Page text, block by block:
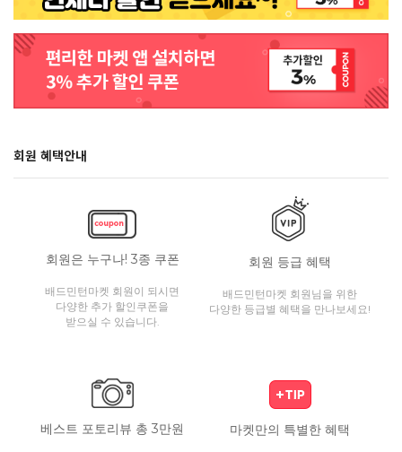
회원 혜택안내
회원은 누구나! 3종 쿠폰
배드민턴마켓 회원이 되시면
다양한 추가 할인쿠폰을
받으실 수 있습니다.
회원 등급 혜택
배드민턴마켓 회원님을 위한
다양한 등급별 혜택을 만나보세요!
베스트 포토리뷰 총 3만원 마켓만의 특별한 혜택